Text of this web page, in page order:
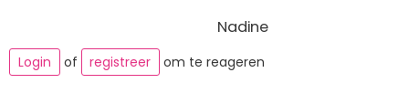
Nadine
Login of registreer om te reageren